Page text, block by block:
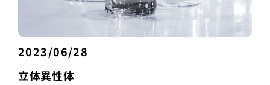
2023/06/28
立体異性体